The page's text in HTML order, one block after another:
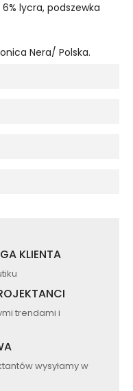
6% lycra, podszewka
Nera/ Polska.
KLIENTA
trendami i
wysyłamy w